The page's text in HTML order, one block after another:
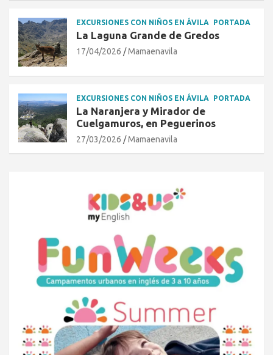
EXCURSIONES CON NIÑOS EN ÁVILA PORTADA
La Laguna Grande de Gredos
17/04/2026 Mamaenavila
EXCURSIONES CON NIÑOS EN ÁVILA PORTADA
La Naranjera y Mirador de
Cuelgamuros, en Peguerinos
27/03/2026 Mamaenavila